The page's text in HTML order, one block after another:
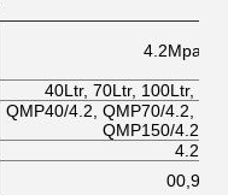
4.2Mpa-
40Ltr, 70Ltr, 100Ltr,
QMP40/4.2, QMP70/4.2,
QMP150/4.2,
00,95